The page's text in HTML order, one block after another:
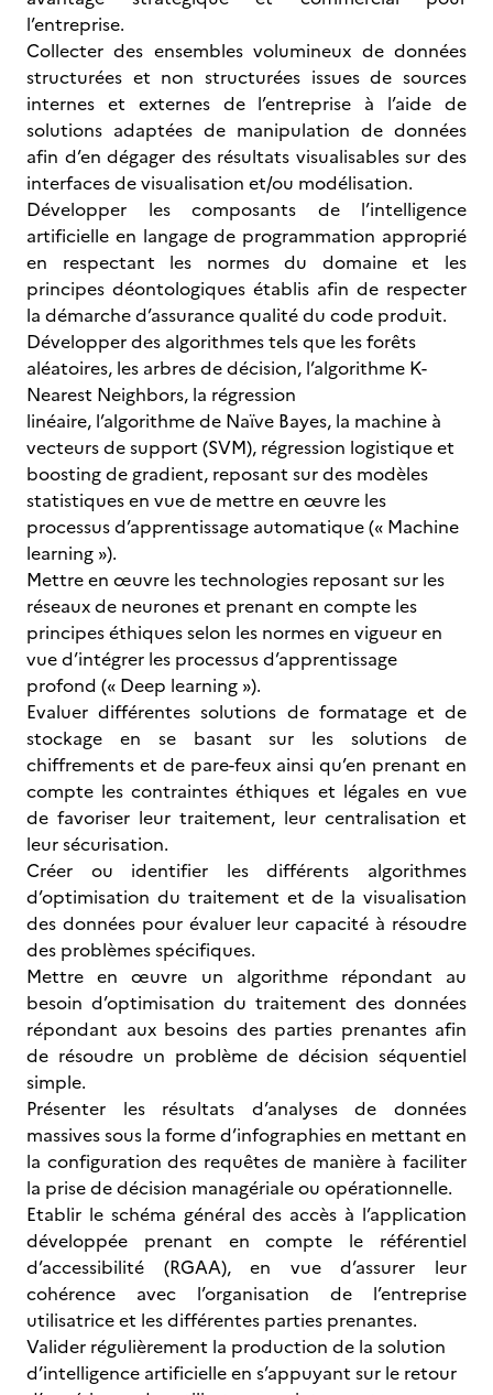
l’entreprise.
Collecter des ensembles volumineux de données
structurées et non structurées issues de sources
internes et externes de l’entreprise à l’aide de
solutions adaptées de manipulation de données
afin d’en dégager des résultats visualisables sur des
interfaces de visualisation et/ou modélisation.
Développer les composants de l’intelligence
artificielle en langage de programmation approprié
en respectant les normes du domaine et les
principes déontologiques établis afin de respecter
la démarche d’assurance qualité du code produit.
Développer des algorithmes tels que les forêts
aléatoires, les arbres de décision, l’algorithme K-
Nearest Neighbors, la régression
linéaire, l’algorithme de Naïve Bayes, la machine à
vecteurs de support (SVM), régression logistique et
boosting de gradient, reposant sur des modèles
statistiques en vue de mettre en œuvre les
processus d’apprentissage automatique (« Machine
learning »).
Mettre en œuvre les technologies reposant sur les
réseaux de neurones et prenant en compte les
principes éthiques selon les normes en vigueur en
vue d’intégrer les processus d’apprentissage
profond (« Deep learning »).
Evaluer différentes solutions de formatage et de
stockage en se basant sur les solutions de
chiffrements et de pare-feux ainsi qu’en prenant en
compte les contraintes éthiques et légales en vue
de favoriser leur traitement, leur centralisation et
leur sécurisation.
Créer ou identifier les différents algorithmes
d’optimisation du traitement et de la visualisation
des données pour évaluer leur capacité à résoudre
des problèmes spécifiques.
Mettre en œuvre un algorithme répondant au
besoin d’optimisation du traitement des données
répondant aux besoins des parties prenantes afin
de résoudre un problème de décision séquentiel
simple.
Présenter les résultats d’analyses de données
massives sous la forme d’infographies en mettant en
la configuration des requêtes de manière à faciliter
la prise de décision managériale ou opérationnelle.
Etablir le schéma général des accès à l’application
développée prenant en compte le référentiel
d’accessibilité (RGAA), en vue d’assurer leur
cohérence avec l’organisation de l’entreprise
utilisatrice et les différentes parties prenantes.
Valider régulièrement la production de la solution
d’intelligence artificielle en s’appuyant sur le retour